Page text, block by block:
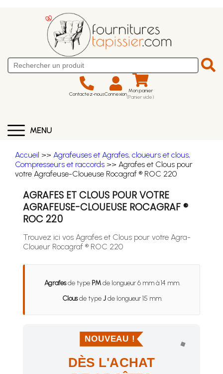
Contactez-nousConnexion Mon panier
(Panier vide)
MENU
Accueil >> Agrafeuses et Agrafes, cloueurs et clous,
Compresseurs et raccords >> Agrafes et Clous pour
votre Agrafeuse-Cloueuse Rocagraf ® ROC 220
AGRAFES ET CLOUS POUR VOTRE
AGRAFEUSE-CLOUEUSE ROCAGRAF ®
ROC 220
Trouvez ici vos Agrafes et Clous pour votre Agra-
Cloueur Rocagraf ® ROC 220
Agrafesde type PMde longueur 6 mm à 14 mm.
Clousde typeJde longueur 15 mm.
NOUVEAU !
DÈS L'ACHAT